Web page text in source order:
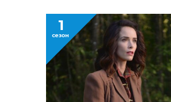
1
сезон